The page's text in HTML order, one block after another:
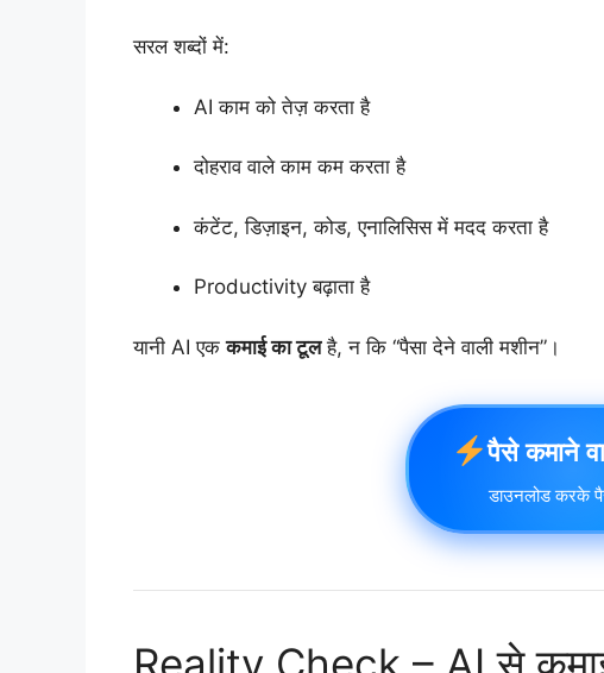
सरल शब्दों में:
AI काम को तेज़ करता है
दोहराव वाले काम कम करता है
कंटेंट, डिज़ाइन, कोड, एनालिसिस में मदद करता है
Productivity बढ़ाता है
यानी AI एककमाई का टूलहै, न कि “पैसा देने वाली मशीन”।
पैसे कमाने
डाउनलोड करके